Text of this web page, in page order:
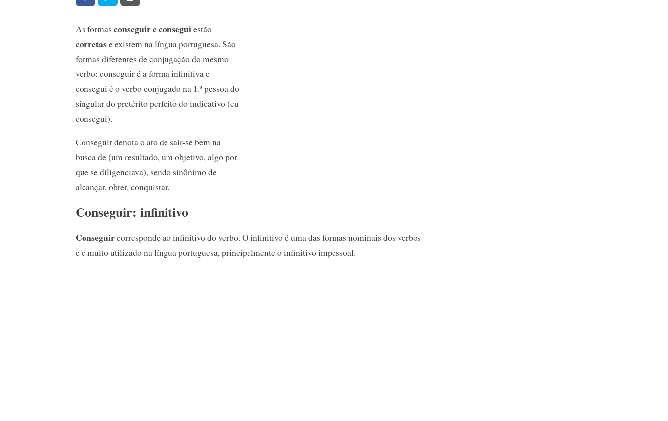
As formas conseguir e conseguiestão
corretase existem na língua portuguesa. São
formas diferentes de conjugação do mesmo
verbo: conseguir é a forma infinitiva e
consegui é o verbo conjugado na 1.ª pessoa do
singular do pretérito perfeito do indicativo (eu
consegui).
Conseguir denota o ato de sair-se bem na
busca de (um resultado, um objetivo, algo por
que se diligenciava), sendo sinônimo de
alcançar, obter, conquistar.
Conseguir: infinitivo
Conseguircorresponde ao infinitivo do verbo. O infinitivo é uma das formas nominais dos verbos
e é muito utilizado na língua portuguesa, principalmente o infinitivo impessoal.